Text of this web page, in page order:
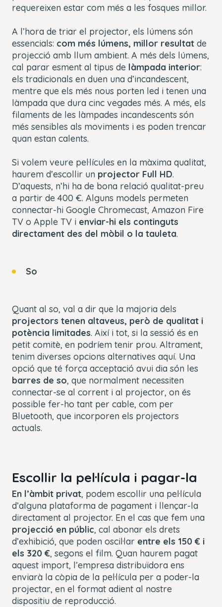
requereixen estar com més a les fosques millor.
A l’hora de triar el projector, els lúmens són
essencials: com més lúmens, millor resultat de
projecció amb llum ambient. A més dels lúmens,
cal parar esment al tipus de làmpada interior:
els tradicionals en duen una d’incandescent,
mentre que els més nous porten led i tenen una
làmpada que dura cinc vegades més. A més, els
filaments de les làmpades incandescents són
més sensibles als moviments i es poden trencar
quan estan calents.
Si volem veure pel·lícules en la màxima qualitat,
haurem d’escollir un projector Full HD.
D’aquests, n’hi ha de bona relació qualitat-preu
a partir de 400 €. Alguns models permeten
connectar-hi Google Chromecast, Amazon Fire
TV o Apple TV i enviar-hi els continguts
directament des del mòbil o la tauleta.
So
Quant al so, val a dir que la majoria dels
projectors tenen altaveus, però de qualitat i
potència limitades. Així i tot, si la sessió és en
petit comitè, en podríem tenir prou. Altrament,
tenim diverses opcions alternatives aquí. Una
opció que té força acceptació avui dia són les
barres de so, que normalment necessiten
connectar-se al corrent i al projector, on és
possible fer-ho tant per cable, com per
Bluetooth, que incorporen els projectors
actuals.
Escollir la pel·lícula i pagar-la
En l’àmbit privat, podem escollir una pel·lícula
d’alguna plataforma de pagament i llençar-la
directament al projector. En el cas que fem una
projecció en públic, cal abonar els drets
d’exhibició, que poden oscil·lar entre els 150 € i
els 320 €, segons el film. Quan haurem pagat
aquest import, l’empresa distribuïdora ens
enviarà la còpia de la pel·lícula per a poder-la
projectar, en el format adient al nostre
dispositiu de reproducció.